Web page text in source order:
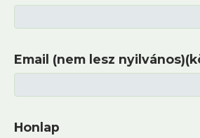
Email (nem lesz
Honlap